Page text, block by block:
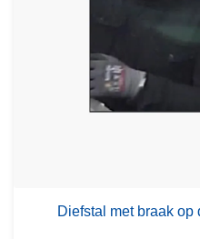
Diefstal met braak